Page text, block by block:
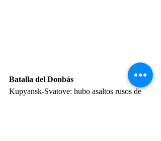
Batalla del Donbás
Kupyansk-Svatove: hubo asaltos rusos de